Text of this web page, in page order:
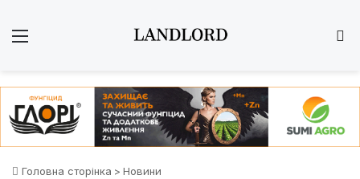
Головна сторінка > Новини